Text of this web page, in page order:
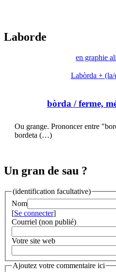
Laborde
en graphie
Labòrda + (la/
bòrda / ferme,
Ou grange. Prononcer entre
bordeta (…)
Un gran de sau ?
(identification facultative)
Nom
[Se connecter]
Courriel (non publié)
Votre site web
Ajoutez votre commentaire ici